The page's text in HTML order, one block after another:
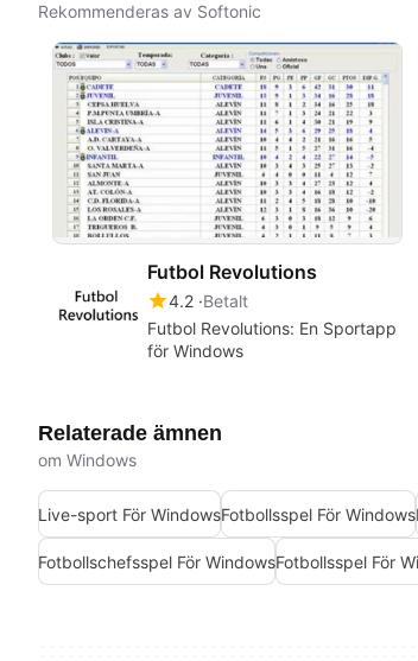
Rekommenderas av Softonic
Futbol Revolutions
4.2 Betalt
Futbol Revolutions: En Sportapp
för Windows
Relaterade ämnen
om Windows
Live-sport För WindowsFotbollsspel För Windows
Fotbollschefsspel För WindowsFotbollsspel För